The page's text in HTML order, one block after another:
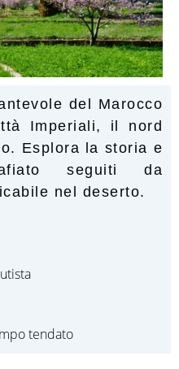
del Marocco
Imperiali, il nord
Esplora la storia e
seguiti da
nel deserto.
tendato